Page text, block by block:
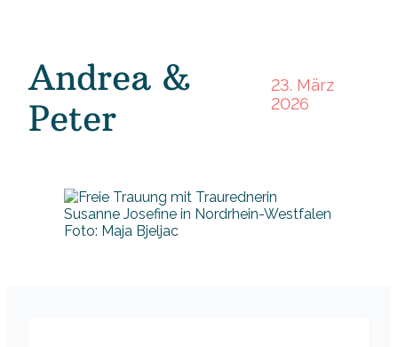
Andrea &
Peter
23. März
2026
Foto: Maja Bjeljac